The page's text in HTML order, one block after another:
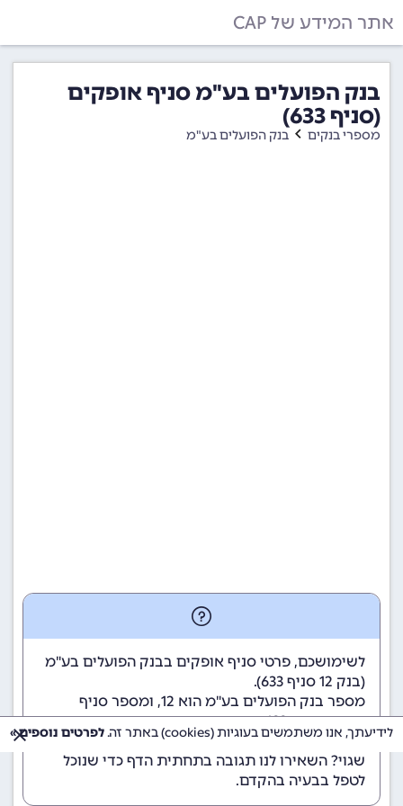
אתר המידע של CAP
בנק הפועלים בע"מ סניף אופקים
(סניף 633)
מספרי בנקים בנק הפועלים בע"מ
לשימושכם, פרטי סניף אופקים בבנק הפועלים בע"מ
(בנק 12
סניף 633).
מספר בנק הפועלים בע"מ הוא 12
, ומספר סניף
אופקים הוא 633.
הנתונים מתעדכנים באופן קבוע. נתקלתם במידע
שגוי? השאירו לנו תגובה בתחתית הדף כדי שנוכל
לטפל בבעיה בהקדם.
לידיעתך, אנו משתמשים בעוגיות (cookies) באתר זה. לפרטים נוספים »